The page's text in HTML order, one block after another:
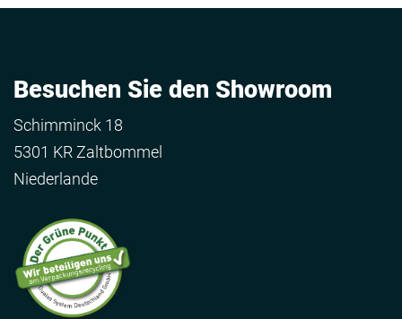
Besuchen Sie den Showroom
Schimminck 18
5301 KR Zaltbommel
Niederlande